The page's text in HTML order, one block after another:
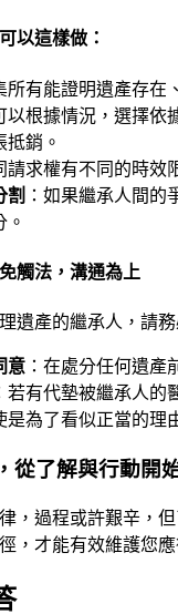
以這樣做：
所有能證明遺產存
以根據情況，選擇依
銷。
請求權有不同的時
割 ：如果繼承人間的
觸法，溝通為上
遺產的繼承人，請務
意 ：在處分任何遺產
若有代墊被繼承人的
是為了看似正當的
從了解與行動開
，過程或許艱辛，
，才能有效維護您